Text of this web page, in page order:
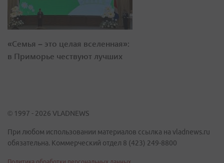
«Семья – это целая вселенная»:
в Приморье чествуют лучших
© 1997 - 2026 VLADNEWS
При любом использовании материалов ссылка на vladnews.ru
обязательна. Коммерческий отдел 8 (423) 249-8800